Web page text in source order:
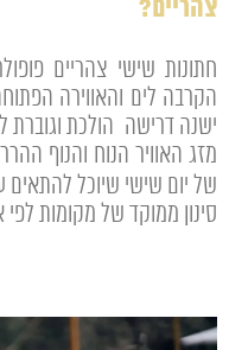
צהריים?
חתונות שישי צהריים
הקרבה לים והאווירה
ישנה דרישה הולכת וגוברת
מזג האוויר הנוח והנוף
סינון ממוקד של מקומות לפי